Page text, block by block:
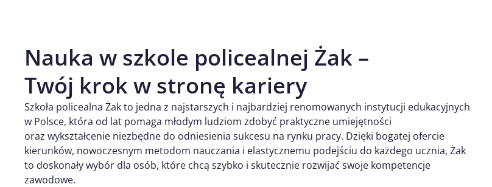
Nauka w szkole policealnej Żak –
Twój krok w stronę kariery
Szkoła policealna Żak to jedna z najstarszych i najbardziej renomowanych instytucji edukacyjnych
w Polsce, która od lat pomaga młodym ludziom zdobyć praktyczne umiejętności
oraz wykształcenie niezbędne do odniesienia sukcesu na rynku pracy. Dzięki bogatej ofercie
kierunków, nowoczesnym metodom nauczania i elastycznemu podejściu do każdego ucznia, Żak
to doskonały wybór dla osób, które chcą szybko i skutecznie rozwijać swoje kompetencje
zawodowe.